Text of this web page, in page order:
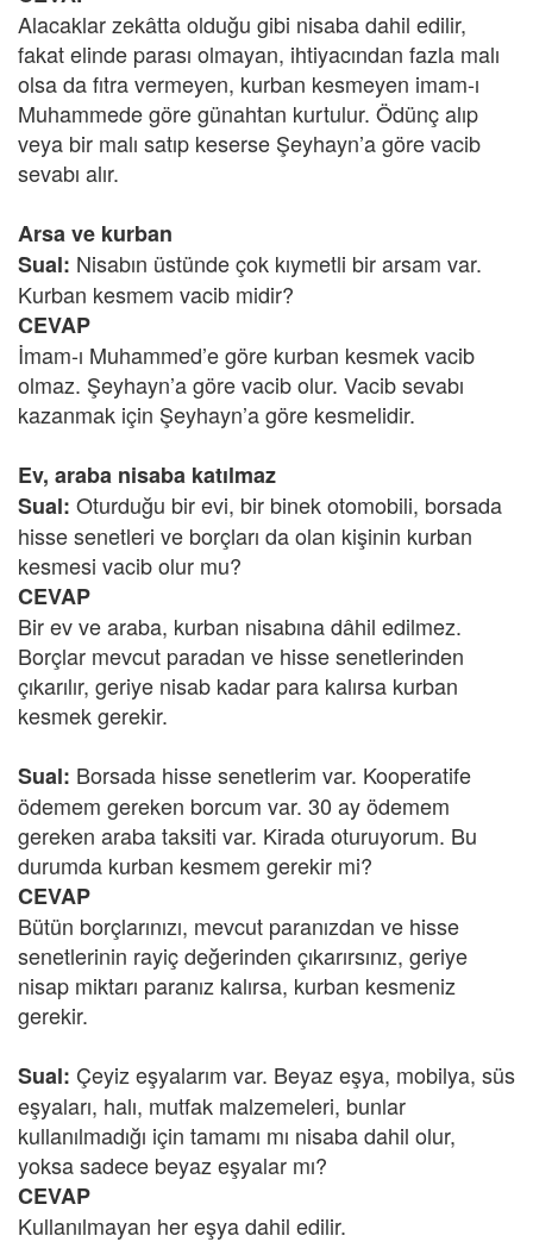
Alacaklar zekâtta olduğu gibi nisaba dahil edilir,
fakat elinde parası olmayan, ihtiyacından fazla malı
olsa da fıtra vermeyen, kurban kesmeyen imam-ı
Muhammede göre günahtan kurtulur. Ödünç alıp
veya bir malı satıp keserse Şeyhayn’a göre vacib
sevabı alır.
Arsa ve kurban
Sual: Nisabın üstünde çok kıymetli bir arsam var.
Kurban kesmem vacib midir?
CEVAP
İmam-ı Muhammed’e göre kurban kesmek vacib
olmaz. Şeyhayn’a göre vacib olur. Vacib sevabı
kazanmak için Şeyhayn’a göre kesmelidir.
Ev, araba nisaba katılmaz
Sual: Oturduğu bir evi, bir binek otomobili, borsada
hisse senetleri ve borçları da olan kişinin kurban
kesmesi vacib olur mu?
CEVAP
Bir ev ve araba, kurban nisabına dâhil edilmez.
Borçlar mevcut paradan ve hisse senetlerinden
çıkarılır, geriye nisab kadar para kalırsa kurban
kesmek gerekir.
Sual: Borsada hisse senetlerim var. Kooperatife
ödemem gereken borcum var. 30 ay ödemem
gereken araba taksiti var. Kirada oturuyorum. Bu
durumda kurban kesmem gerekir mi?
CEVAP
Bütün borçlarınızı, mevcut paranızdan ve hisse
senetlerinin rayiç değerinden çıkarırsınız, geriye
nisap miktarı paranız kalırsa, kurban kesmeniz
gerekir.
Sual: Çeyiz eşyalarım var. Beyaz eşya, mobilya, süs
eşyaları, halı, mutfak malzemeleri, bunlar
kullanılmadığı için tamamı mı nisaba dahil olur,
yoksa sadece beyaz eşyalar mı?
CEVAP
Kullanılmayan her eşya dahil edilir.